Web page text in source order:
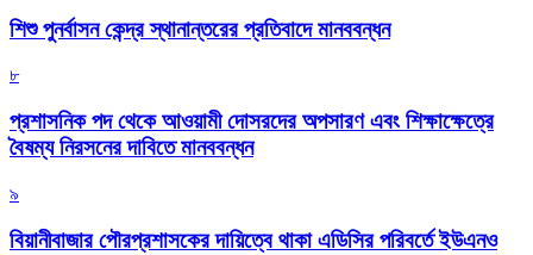
শিশু পুনর্বাসন কেন্দ্র স্থানান্তরের প্রতিবাদে মানববন্ধন
৮
প্রশাসনিক পদ থেকে আওয়ামী দোসরদের অপসারণ এবং শিক্ষাক্ষেত্রে
বৈষম্য নিরসনের দাবিতে মানববন্ধন
৯
বিয়ানীবাজার পৌরপ্রশাসকের দায়িত্বে থাকা এডিসির পরিবর্তে ইউএনও